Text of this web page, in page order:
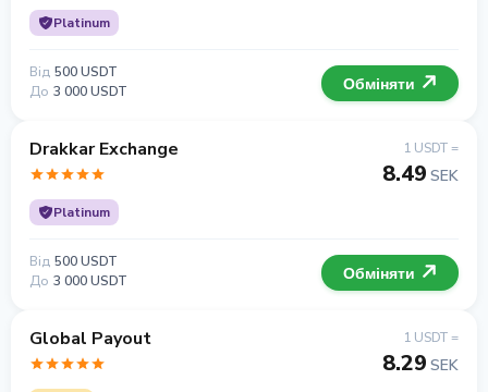
Platinum
Від 500 USDT
До 3 000 USDT Обміняти
Drakkar Exchange
Platinum
1 USDT =
8.49 SEK
Від 500 USDT
До 3 000 USDT Обміняти
Global Payout 1 USDT =
8.29 SEK